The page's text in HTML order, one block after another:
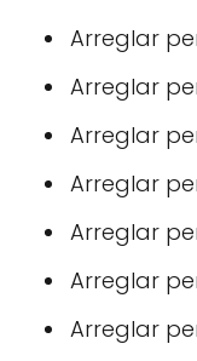
Arreglar
Arreglar
Arreglar
Arreglar
Arreglar
Arreglar
Arreglar